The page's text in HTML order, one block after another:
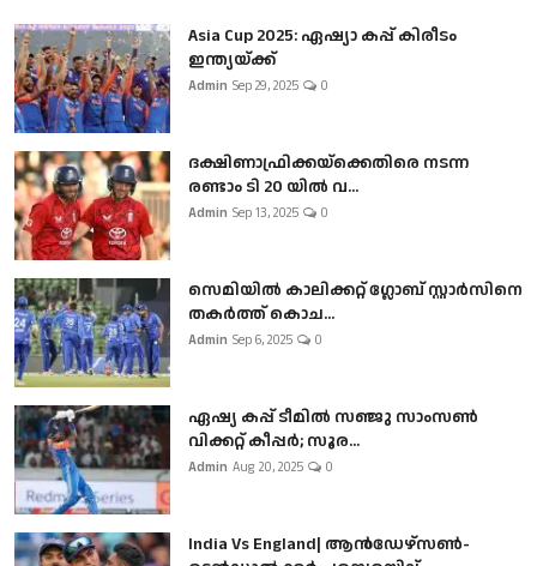
Asia Cup 2025: ഏഷ്യാ കപ്പ് കിരീടം
ഇന്ത്യയ്ക്ക്
Admin Sep 29, 2025 0
ദക്ഷിണാഫ്രിക്കയ്‌ക്കെതിരെ നടന്ന
രണ്ടാം ടി 20 യിൽ വ...
Admin Sep 13, 2025 0
സെമിയിൽ കാലിക്കറ്റ് ഗ്ലോബ് സ്റ്റാർസിനെ
തകർത്ത് കൊച...
Admin Sep 6, 2025 0
ഏഷ്യ കപ്പ് ടീമിൽ സഞ്ജു സാംസൺ
വിക്കറ്റ് കീപ്പർ; സൂര...
Admin Aug 20, 2025 0
India Vs England| ആൻഡേഴ്സൺ-